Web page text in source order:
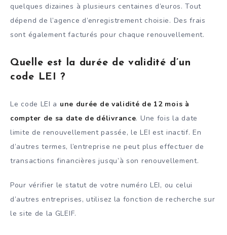
quelques dizaines à plusieurs centaines d’euros. Tout
dépend de l’agence d’enregistrement choisie. Des frais
sont également facturés pour chaque renouvellement.
Quelle est la durée de validité d’un
code LEI ?
Le code LEI a une durée de validité de 12 mois à
compter de sa date de délivrance. Une fois la date
limite de renouvellement passée, le LEI est inactif. En
d’autres termes, l’entreprise ne peut plus effectuer de
transactions financières jusqu’à son renouvellement.
Pour vérifier le statut de votre numéro LEI, ou celui
d’autres entreprises, utilisez la fonction de recherche sur
le site de la GLEIF.